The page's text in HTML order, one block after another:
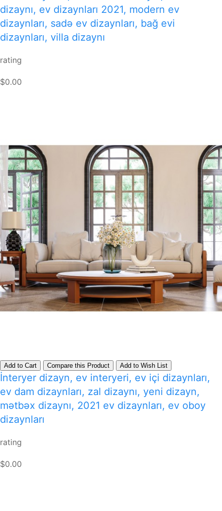
dizaynı, ev dizaynları 2021, modern ev
dizaynları, sadə ev dizaynları, bağ evi
dizaynları, villa dizaynı
rating
$0.00
Add to Cart Compare this Product Add to Wish List
İnteryer dizayn, ev interyeri, ev içi dizaynları,
ev dam dizaynları, zal dizaynı, yeni dizayn,
mətbəx dizaynı, 2021 ev dizaynları, ev oboy
dizaynları
rating
$0.00